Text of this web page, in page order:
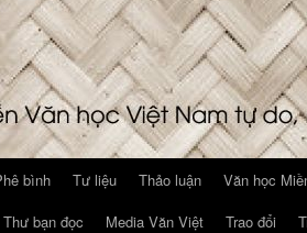
bình Tư liệu Thảo luận Văn học
Thư bạn đọc Media Văn Việt Trao đổi